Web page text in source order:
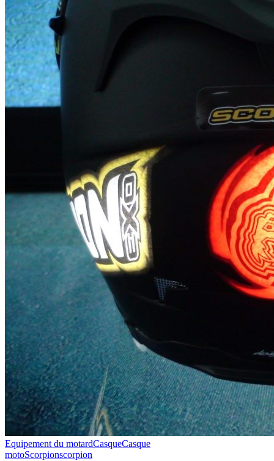
Equipement du motardCasqueCasque
motoScorpionscorpion